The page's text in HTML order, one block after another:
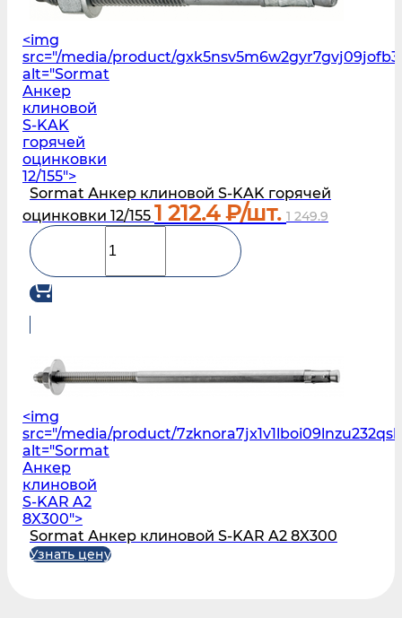
<img
src="/media/product/
alt="Sormat
Анкер
клиновой
S‑KAK
горячей
оцинковки
12/155">
Sormat Анкер клиновой S‑KAK горячей
оцинковки 12/155 1 212.4₽/шт. 1 249.9
<img
src="/media/product/
alt="Sormat
Анкер
клиновой
S-KAR A2
8X300">
Sormat Анкер клиновой S-KAR A2 8X300
Узнать цену